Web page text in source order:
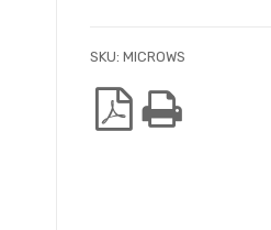
SKU: MICROWS